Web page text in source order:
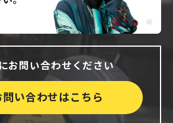
お問い合わせください
問い合わせはこちら